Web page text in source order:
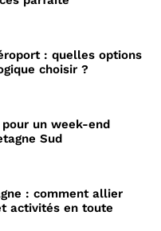
: quelles options
choisir ?
un week-end
Sud
: comment allier
activités en toute